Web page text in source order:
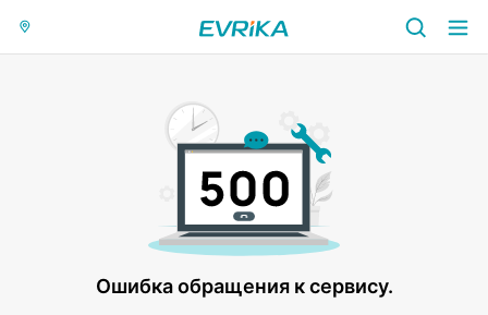
Ошибка обращения к сервису.